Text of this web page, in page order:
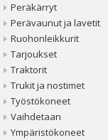
Peräkärryt
Perävaunut ja lavetit
Ruohonleikkurit
Tarjoukset
Traktorit
Trukit ja nostimet
Työstökoneet
Vaihdetaan
Ympäristökoneet